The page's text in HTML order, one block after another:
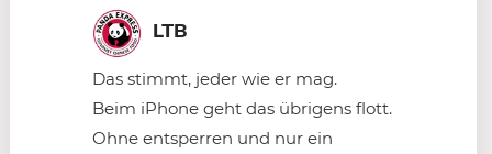
LTB
Das stimmt, jeder wie er mag.
Beim iPhone geht das übrigens flott.
Ohne entsperren und nur ein